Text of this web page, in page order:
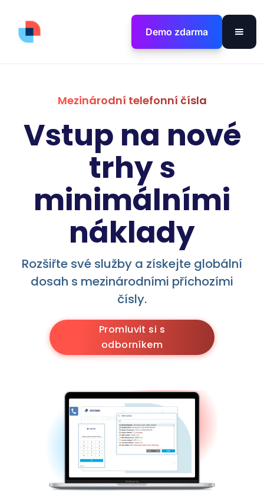
Demo zdarma
Mezinárodní telefonní čísla
Vstup na nové
trhy s
minimálními
náklady
Rozšiřte své služby a získejte globální
dosah s mezinárodními příchozími
čísly.
Promluvit si s
odborníkem